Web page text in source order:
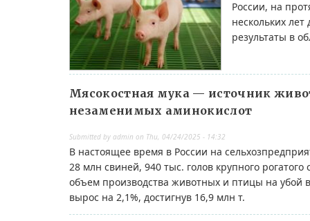
России, на
нескольких
результаты в
Мясокостная мука — источник
незаменимых аминокислот
Submitted by admin on Thu, 04/24/2025 - 14:32
В настоящее время в России на
28 млн свиней, 940 тыс. голов крупного рогатого
объем производства животных и птицы на убой в
вырос на 2,1%, достигнув 16,9 млн т.